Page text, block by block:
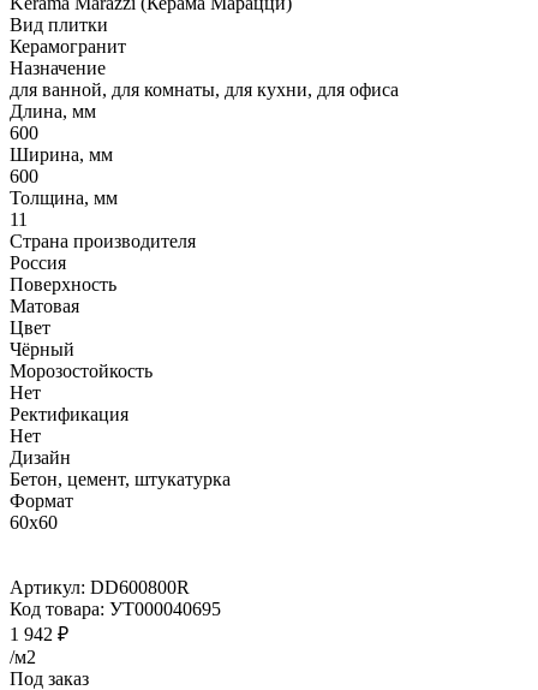
Вид плитки
Керамогранит
Назначение
для ванной, для комнаты, для кухни, для офиса
Длина, мм
600
Ширина, мм
600
Толщина, мм
11
Страна производителя
Россия
Поверхность
Матовая
Цвет
Чёрный
Морозостойкость
Нет
Ректификация
Нет
Дизайн
Бетон, цемент, штукатурка
Формат
60x60
Артикул: DD600800R
Код товара: УТ000040695
1 942 ₽
/м2
Под заказ